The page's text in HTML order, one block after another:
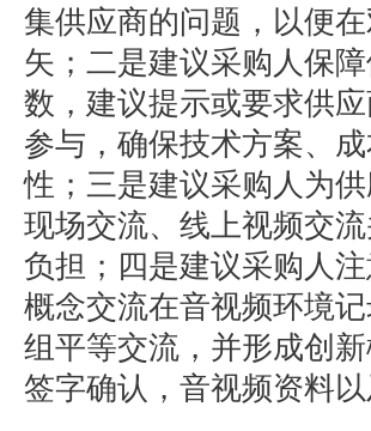
集供应商的问题，以便
矢；二是建议采购人保
数，建议提示或要求供
参与，确保技术方案、
性；三是建议采购人为
现场交流、线上视频交
负担；四是建议采购人
概念交流在音视频环境
组平等交流，并形成创
签字确认，音视频资料